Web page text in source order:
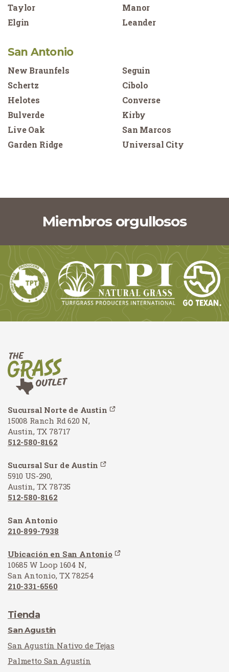
Taylor
Manor
Elgin
Leander
San Antonio
New Braunfels
Seguin
Schertz
Cibolo
Helotes
Converse
Bulverde
Kirby
Live Oak
San Marcos
Garden Ridge
Universal City
Miembros orgullosos
Sucursal Norte de Austin
15008 Ranch Rd 620 N,
Austin, TX 78717
512-580-8162
Sucursal Sur de Austin
5910 US-290,
Austin, TX 78735
512-580-8162
San Antonio
210-899-7938
Ubicación en San Antonio
10685 W Loop 1604 N,
San Antonio, TX 78254
210-331-6560
Tienda
San Agustín
San Agustín Nativo de Tejas
Palmetto San Agustín